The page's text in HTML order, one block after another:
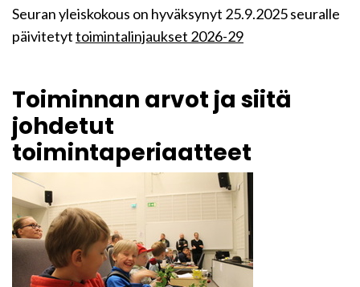
Seuran yleiskokous on hyväksynyt 25.9.2025 seuralle
päivitetyttoimintalinjaukset 2026-29
Toiminnan arvot ja siitä
johdetut
toimintaperiaatteet